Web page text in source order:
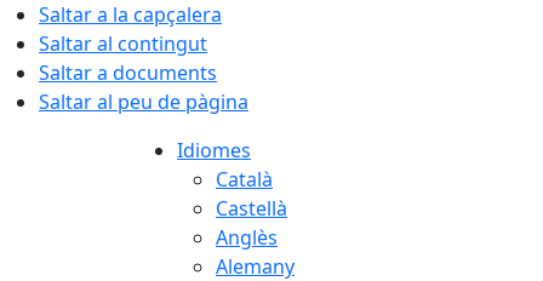
Saltar a la capçalera
Saltar al contingut
Saltar a documents
Saltar al peu de pàgina
Idiomes
Català
Castellà
Anglès
Alemany